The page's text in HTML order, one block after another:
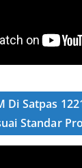
Di Satpas
Standar